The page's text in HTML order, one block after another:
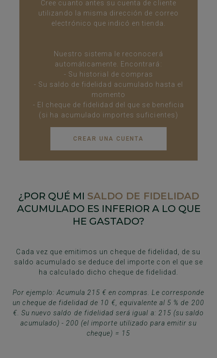
Cree cuanto antes su cuenta de cliente
utilizando la misma dirección de correo
electrónico que indicó en tienda.
Nuestro sistema le reconocerá
automáticamente. Encontrará:
- Su historial de compras
- Su saldo de fidelidad acumulado hasta el
momento
- El cheque de fidelidad del que se beneficia
(si ha acumulado importes suficientes)
CREAR UNA CUENTA
¿POR QUÉ MI SALDO DE FIDELIDAD
ACUMULADO ES INFERIOR A LO QUE
HE GASTADO?
Cada vez que emitimos un cheque de fidelidad, de su
saldo acumulado se deduce del importe con el que se
ha calculado dicho cheque de fidelidad.
Por ejemplo: Acumula 215 € en compras. Le corresponde
un cheque de fidelidad de 10 €, equivalente al 5 % de 200
€. Su nuevo saldo de fidelidad será igual a: 215 (su saldo
acumulado) - 200 (el importe utilizado para emitir su
cheque) = 15